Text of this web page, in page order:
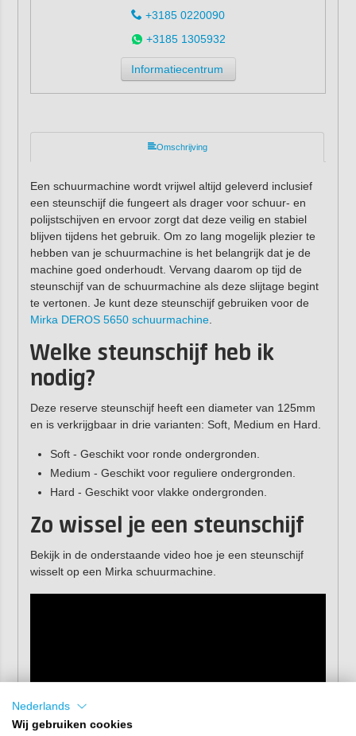
+3185 0220090
+3185 1305932
Informatiecentrum
Omschrijving
Een schuurmachine wordt vrijwel altijd geleverd inclusief
een steunschijf die fungeert als drager voor schuur- en
polijstschijven en ervoor zorgt dat deze veilig en stabiel
blijven tijdens het gebruik. Om zo lang mogelijk plezier te
hebben van je schuurmachine is het belangrijk dat je de
machine goed onderhoudt. Vervang daarom op tijd de
steunschijf van de schuurmachine als deze slijtage begint
te vertonen. Je kunt deze steunschijf gebruiken voor de
Mirka DEROS 5650 schuurmachine.
Welke steunschijf heb ik
nodig?
Deze reserve steunschijf heeft een diameter van 125mm
en is verkrijgbaar in drie varianten: Soft, Medium en Hard.
Soft - Geschikt voor ronde ondergronden.
Medium - Geschikt voor reguliere ondergronden.
Hard - Geschikt voor vlakke ondergronden.
Zo wissel je een steunschijf
Bekijk in de onderstaande video hoe je een steunschijf
wisselt op een Mirka schuurmachine.
Nederlands
Wij gebruiken cookies